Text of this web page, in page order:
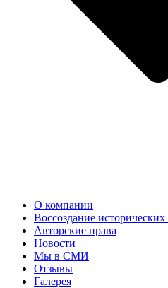
О компании
Воссоздание исторических
Авторские права
Новости
Мы в СМИ
Отзывы
Галерея